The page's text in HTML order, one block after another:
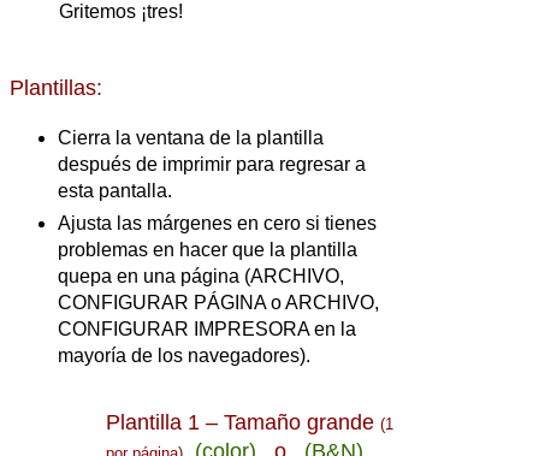
Gritemos ¡tres!
Plantillas:
Cierra la ventana de la plantilla
después de imprimir para regresar a
esta pantalla.
Ajusta las márgenes en cero si tienes
problemas en hacer que la plantilla
quepa en una página (ARCHIVO,
CONFIGURAR PÁGINA o ARCHIVO,
CONFIGURAR IMPRESORA en la
mayoría de los navegadores).
Plantilla 1 – Tamaño grande (1
(color) o (B&N)